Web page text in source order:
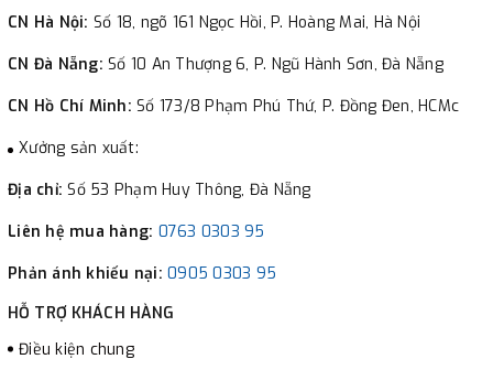
CN Hà Nội: Số 18, ngõ 161 Ngọc Hồi, P. Hoàng Mai, Hà Nội
CN Đà Nẵng: Số 10 An Thượng 6, P. Ngũ Hành Sơn, Đà Nẵng
CN Hồ Chí Minh: Số 173/8 Phạm Phú Thứ, P. Đồng Đen, HCMc
Xưởng sản xuất:
Địa chỉ:Số 53 Phạm Huy Thông, Đà Nẵng
Liên hệ mua hàng: 0763 0303 95
Phản ánh khiếu nại: 0905 0303 95
HỖ TRỢ KHÁCH HÀNG
Điều kiện chung